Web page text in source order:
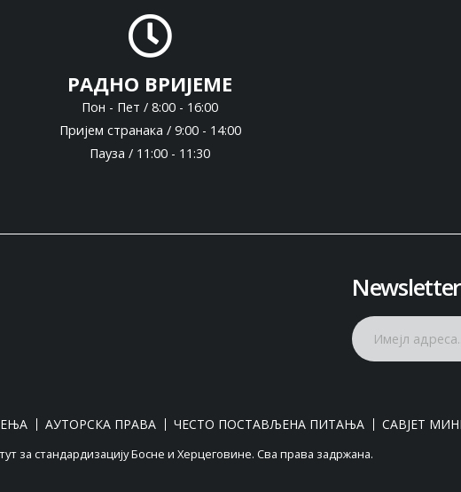
РАДНО ВРИЈЕМЕ
Пон - Пет / 8:00 - 16:00
Пријем странака / 9:00 - 14:00
Пауза / 11:00 - 11:30
Newsletter
АУТОРСКА ПРАВА ЧЕСТО ПОСТАВЉЕНА ПИТАЊА САВЈЕТ
за стандардизацију Босне и Херцеговине. Сва права задржана.